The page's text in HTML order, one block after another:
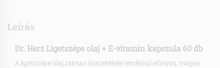
Leírás
Dr. Herz Ligetszépe olaj + E-vitamin kapszula 60 db
A ligetszépe olaj zsírsav összetétele rendkívül előnyös, magas